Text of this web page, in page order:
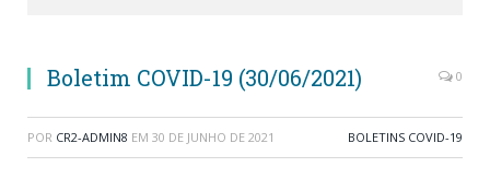
Boletim COVID-19 (30/06/2021) 0
POR CR2-ADMIN8 EM 30 DE JUNHO DE 2021 BOLETINS COVID-19